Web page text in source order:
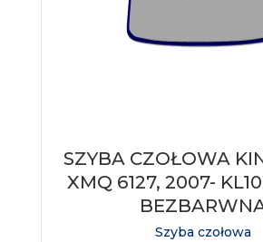
SZYBA CZOŁOWA
XMQ 6127, 2007-
Szyba czołowa
Szyba czołowa do autobusu
XMQ 6127, 2007-, kod
bezbarwne, z sitodrukiem.